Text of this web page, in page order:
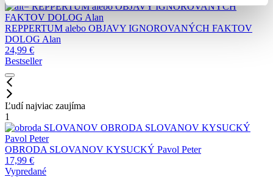
REPPERTUM alebo OBJAVY IGNOROVANÝCH
FAKTOV DOLOG Alan
REPPERTUM alebo OBJAVY IGNOROVANÝCH FAKTOV
DOLOG Alan
24,99 €
Bestseller
Ľudí najviac zaujíma
1
OBRODA SLOVANOV KYSUCKÝ
Pavol Peter
OBRODA SLOVANOV KYSUCKÝ Pavol Peter
17,99 €
Vypredané